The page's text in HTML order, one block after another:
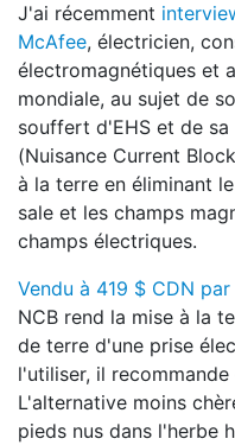
J'ai récemment
McAfee, électricien,
électromagnétiques et
mondiale, au sujet de
souffert d'EHS et de
(Nuisance Current
à la terre en éliminant
sale et les champs
champs électriques.
Vendu à 419 $ CDN
NCB rend la mise à la
de terre d'une prise
l'utiliser, il
L'alternative moins
pieds nus dans l'herbe